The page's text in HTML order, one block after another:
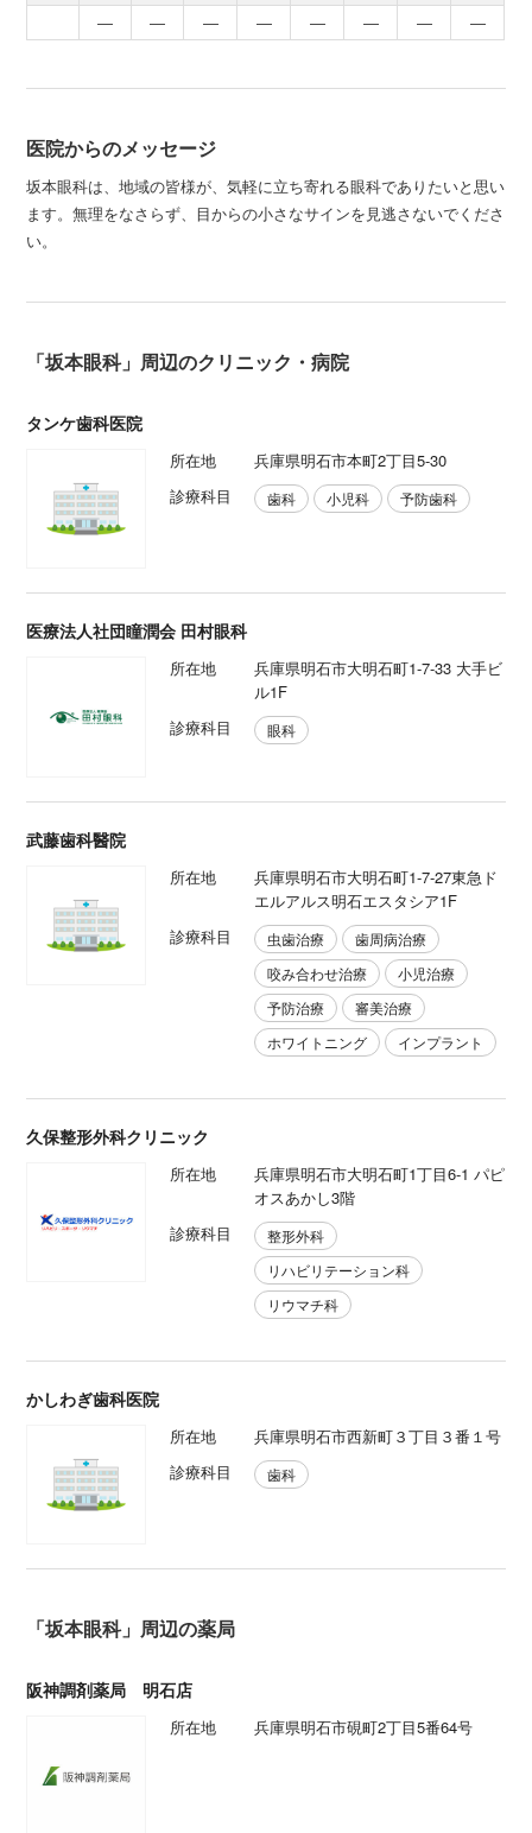
―
― ― ― ― ― ― ―
医院からのメッセージ
坂本眼科は、地域の皆様が、気軽に立ち寄れる眼科でありたいと思い
ます。無理をなさらず、目からの小さなサインを見逃さないでくださ
い。
「坂本眼科」周辺のクリニック・病院
タンケ歯科医院
所在地
兵庫県明石市本町2丁目5-30
診療科目
歯科 小児科 予防歯科
医療法人社団瞳潤会 田村眼科
所在地
兵庫県明石市大明石町1-7-33 大手ビ
ル1F
診療科目
眼科
武藤歯科醫院
所在地
兵庫県明石市大明石町1-7-27東急ド
エルアルス明石エスタシア1F
診療科目
虫歯治療
歯周病治療
咬み合わせ治療
小児治療
予防治療
審美治療
ホワイトニング
インプラント
久保整形外科クリニック
所在地
兵庫県明石市大明石町1丁目6-1 パピ
オスあかし3階
診療科目
整形外科
リハビリテーション科
リウマチ科
かしわぎ歯科医院
所在地
兵庫県明石市西新町３丁目３番１号
診療科目
歯科
「坂本眼科」周辺の薬局
阪神調剤薬局 明石店
所在地 兵庫県明石市硯町2丁目5番64号